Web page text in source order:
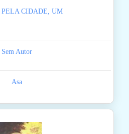
PELA CIDADE, UM
Sem Autor
Asa